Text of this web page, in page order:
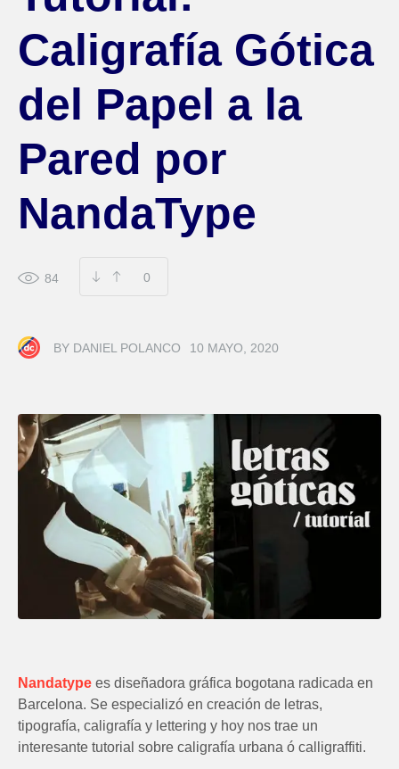
Caligrafía Gótica
del Papel a la
Pared por
NandaType
84 0
BY DANIEL POLANCO 10 MAYO, 2020
Nandatypees diseñadora gráfica bogotana radicada en
Barcelona. Se especializó en creación de letras,
tipografía, caligrafía y lettering y hoy nos trae un
interesante tutorial sobre caligrafía urbana ó calligraffiti.